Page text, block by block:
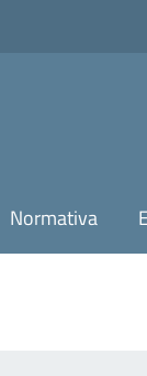
Normativa